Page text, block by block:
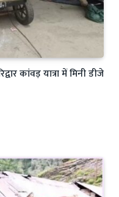
कांवड़ यात्रा में मिनी डीजे